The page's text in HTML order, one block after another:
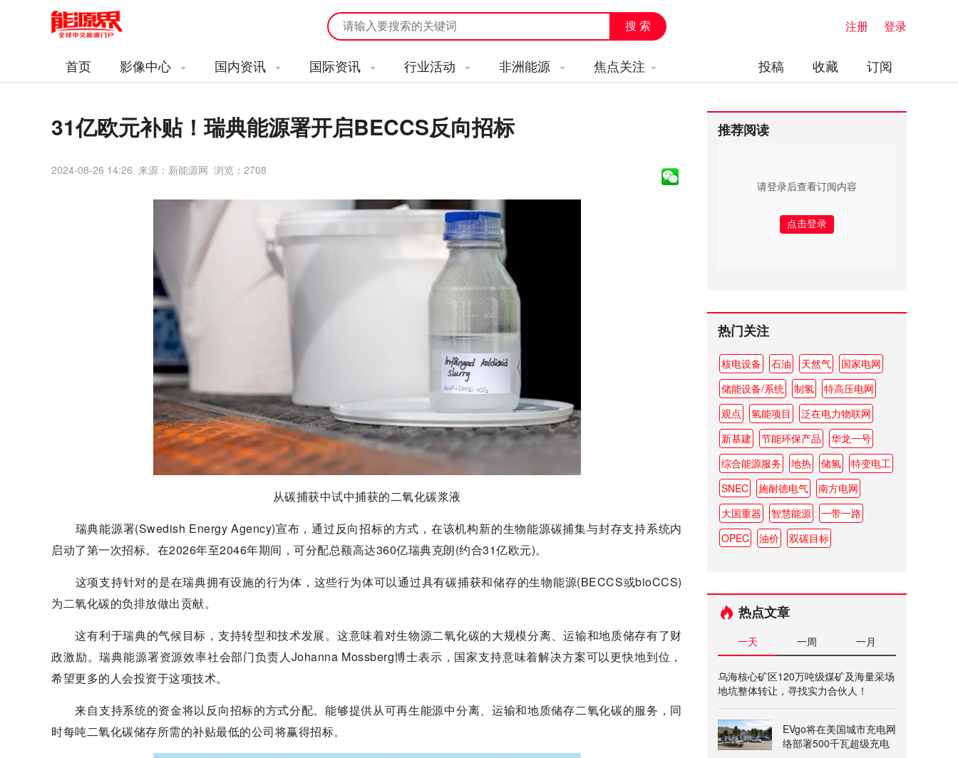
注册 登录
首页 影像中心 国内资讯 国际资讯 行业活动 非洲能源 焦点关注 订阅
收藏
投稿
31亿欧元补贴！瑞典能源署开启BECCS反向招标
2024-08-26 14:26 来源：新能源网 浏览： 2708
从碳捕获中试中捕获的二氧化碳浆液
瑞典能源署(Swedish Energy Agency)宣布，通过反向招标的方式，在该机构新的生物能源碳捕集与封存支持系统内
启动了第一次招标。在2026年至2046年期间，可分配总额高达360亿瑞典克朗(约合31亿欧元)。
这项支持针对的是在瑞典拥有设施的行为体，这些行为体可以通过具有碳捕获和储存的生物能源(BECCS或bioCCS)
为二氧化碳的负排放做出贡献。
这有利于瑞典的气候目标，支持转型和技术发展。这意味着对生物源二氧化碳的大规模分离、运输和地质储存有了财
政激励。瑞典能源署资源效率社会部门负责人Johanna Mossberg博士表示，国家支持意味着解决方案可以更快地到位，
希望更多的人会投资于这项技术。
来自支持系统的资金将以反向招标的方式分配。能够提供从可再生能源中分离、运输和地质储存二氧化碳的服务，同
时每吨二氧化碳储存所需的补贴最低的公司将赢得招标。
推荐阅读
请登录后查看订阅内容
热门关注
核电设备 石油 天然气
国家电网
储能设备/系统
制氢
特高压电网
观点
氢能项目
泛在电力物联网
新基建
节能环保产品
华龙一号
综合能源服务
地热 储氢
特变电工
SNEC
施耐德电气
南方电网
大国重器
智慧能源
一带一路
OPEC
油价 双碳目标
热点文章
一天 一周 一月
乌海核心矿区120万吨级煤矿及海量采场
地坑整体转让，寻找实力合伙人！
EVgo将在美国城市充电网
络部署500千瓦超级充电